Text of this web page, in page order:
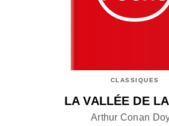
CLASSIQUES
LA VALLÉE DE
Arthur Conan